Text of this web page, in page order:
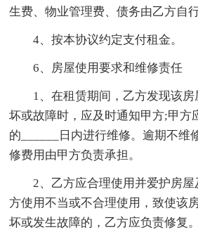
生费、物业管理费、债务由乙方自行
4、按本协议约定支付租金。
6、房屋使用要求和维修责任
1、在租赁期间，乙方发现该
坏或故障时，应及时通知甲方;甲方
的______日内进行维修。逾期不维
修费用由甲方负责承担。
2、乙方应合理使用并爱护房
方使用不当或不合理使用，致使该
坏或发生故障的，乙方应负责修复